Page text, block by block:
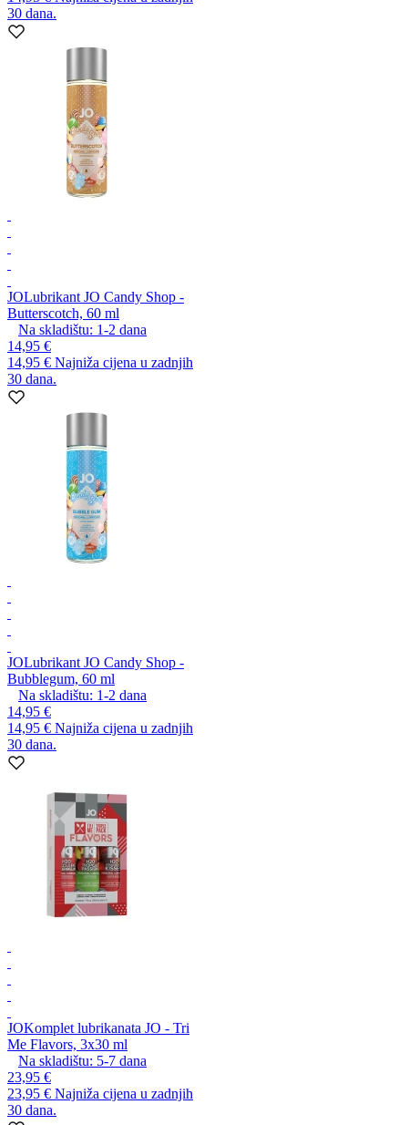
30 dana.
JOLubrikant JO Candy Shop -
Butterscotch, 60 ml
Na skladištu: 1-2 dana
14,95 €
14,95 € Najniža cijena u zadnjih
30 dana.
JOLubrikant JO Candy Shop -
Bubblegum, 60 ml
Na skladištu: 1-2 dana
14,95 €
14,95 € Najniža cijena u zadnjih
30 dana.
JOKomplet lubrikanata JO - Tri
Me Flavors, 3x30 ml
Na skladištu: 5-7 dana
23,95 €
23,95 € Najniža cijena u zadnjih
30 dana.